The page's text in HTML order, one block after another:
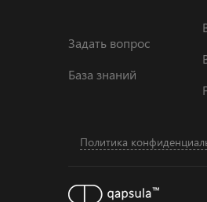
Задать вопрос
База знаний
Политика